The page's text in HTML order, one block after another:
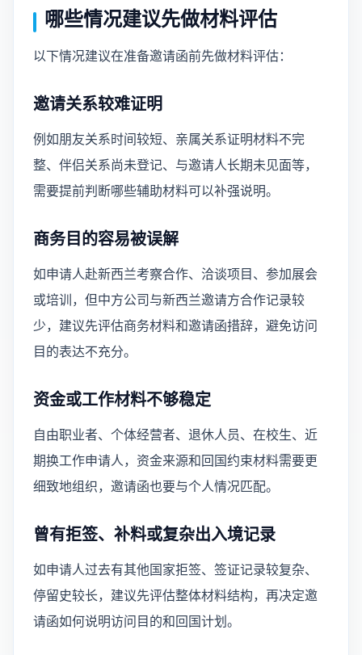
哪些情况建议先做材料评估
以下情况建议在准备邀请函前先做材料评估：
邀请关系较难证明
例如朋友关系时间较短、亲属关系证明材料不完
整、伴侣关系尚未登记、与邀请人长期未见面等，
需要提前判断哪些辅助材料可以补强说明。
商务目的容易被误解
如申请人赴新西兰考察合作、洽谈项目、参加展会
或培训，但中方公司与新西兰邀请方合作记录较
少，建议先评估商务材料和邀请函措辞，避免访问
目的表达不充分。
资金或工作材料不够稳定
自由职业者、个体经营者、退休人员、在校生、近
期换工作申请人，资金来源和回国约束材料需要更
细致地组织，邀请函也要与个人情况匹配。
曾有拒签、补料或复杂出入境记录
如申请人过去有其他国家拒签、签证记录较复杂、
停留史较长，建议先评估整体材料结构，再决定邀
请函如何说明访问目的和回国计划。